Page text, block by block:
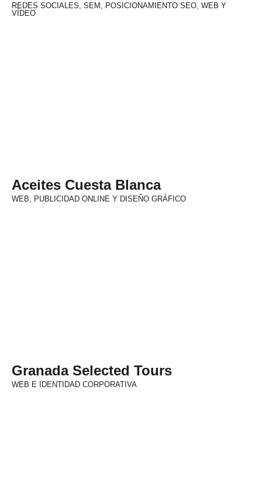
REDES SOCIALES, SEM, POSICIONAMIENTO SEO, WEB Y
VÍDEO
Aceites Cuesta Blanca
WEB, PUBLICIDAD ONLINE Y DISEÑO GRÁFICO
Granada Selected Tours
WEB E IDENTIDAD CORPORATIVA